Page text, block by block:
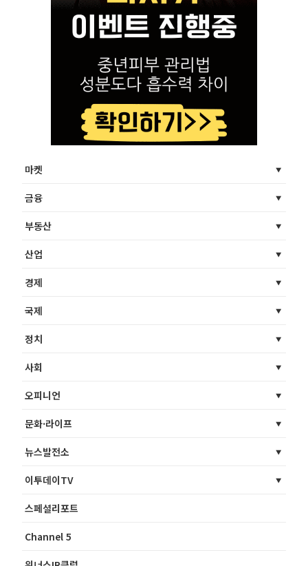
마켓
금융
부동산
산업
경제
국제
정치
사회
오피니언
문화·라이프
뉴스발전소
이투데이TV
스페셜리포트
Channel 5